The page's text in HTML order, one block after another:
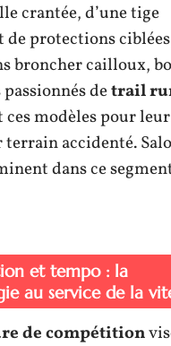
crantée, d’une tige
de protections
broncher cailloux,
detrail
modèles pour leur
terrain accidenté.
dans ce
et tempo : la
au service de la
de compétition